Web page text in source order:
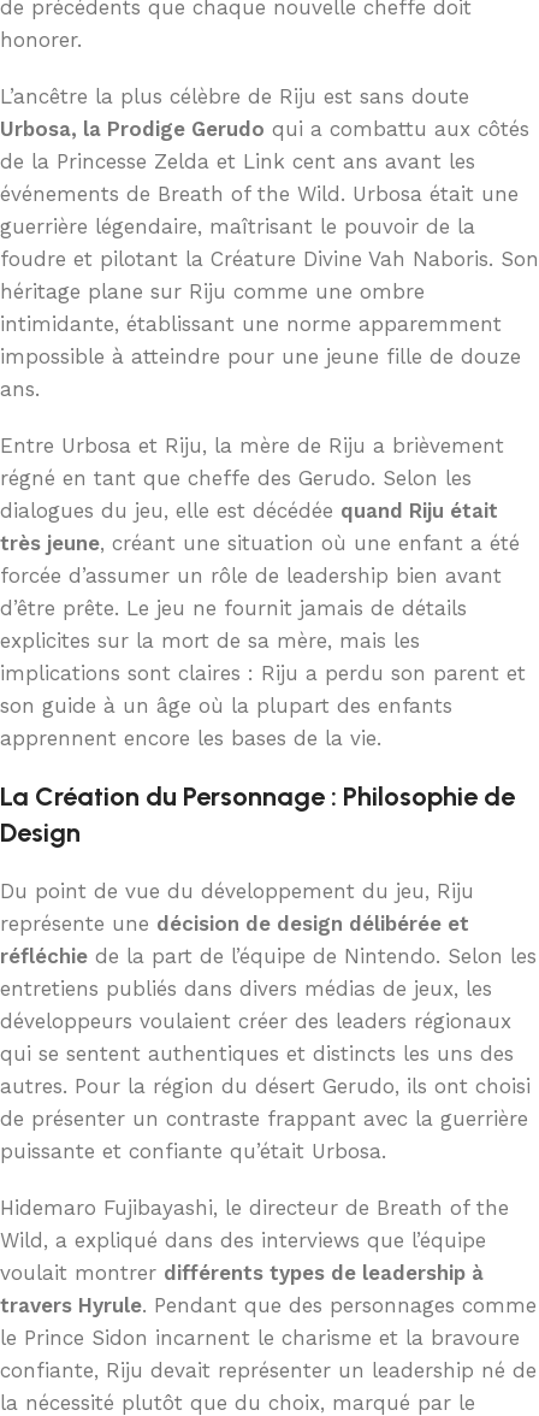
de précédents que chaque nouvelle cheffe doit
honorer.
L’ancêtre la plus célèbre de Riju est sans doute
Urbosa, la Prodige Gerudo qui a combattu aux côtés
de la Princesse Zelda et Link cent ans avant les
événements de Breath of the Wild. Urbosa était une
guerrière légendaire, maîtrisant le pouvoir de la
foudre et pilotant la Créature Divine Vah Naboris. Son
héritage plane sur Riju comme une ombre
intimidante, établissant une norme apparemment
impossible à atteindre pour une jeune fille de douze
ans.
Entre Urbosa et Riju, la mère de Riju a brièvement
régné en tant que cheffe des Gerudo. Selon les
dialogues du jeu, elle est décédée quand Riju était
très jeune, créant une situation où une enfant a été
forcée d’assumer un rôle de leadership bien avant
d’être prête. Le jeu ne fournit jamais de détails
explicites sur la mort de sa mère, mais les
implications sont claires : Riju a perdu son parent et
son guide à un âge où la plupart des enfants
apprennent encore les bases de la vie.
La Création du Personnage : Philosophie de
Design
Du point de vue du développement du jeu, Riju
représente une décision de design délibérée et
réfléchie de la part de l’équipe de Nintendo. Selon les
entretiens publiés dans divers médias de jeux, les
développeurs voulaient créer des leaders régionaux
qui se sentent authentiques et distincts les uns des
autres. Pour la région du désert Gerudo, ils ont choisi
de présenter un contraste frappant avec la guerrière
puissante et confiante qu’était Urbosa.
Hidemaro Fujibayashi, le directeur de Breath of the
Wild, a expliqué dans des interviews que l’équipe
voulait montrer différents types de leadership à
travers Hyrule. Pendant que des personnages comme
le Prince Sidon incarnent le charisme et la bravoure
confiante, Riju devait représenter un leadership né de
la nécessité plutôt que du choix, marqué par le